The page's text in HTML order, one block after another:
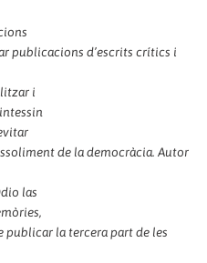
publicacions d’escrits crítics i
i
de la democràcia. Autor
las
publicar la tercera part de les